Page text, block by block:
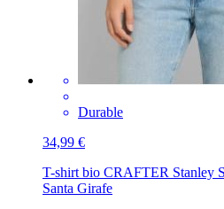
Durable
34,99 €
T-shirt bio CRAFTER Stanley
Santa Girafe